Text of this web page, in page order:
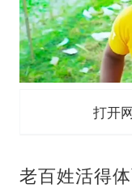
打开
老百姓活得